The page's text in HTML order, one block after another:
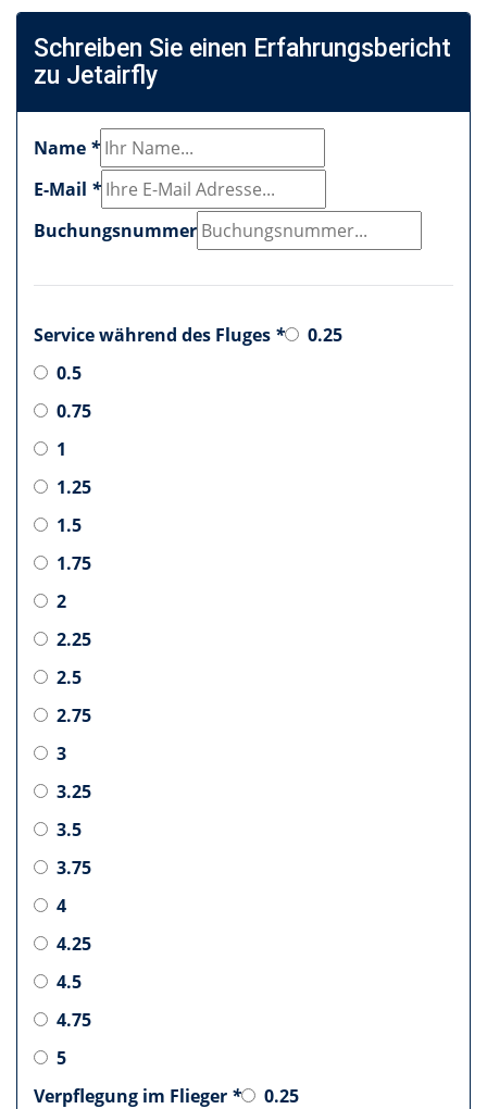
Schreiben Sie einen Erfahrungsbericht
zu Jetairfly
Name *
E-Mail *
Buchungsnummer
Service während des Fluges *
0.25
0.5
0.75
1
1.25
1.5
1.75
2
2.25
2.5
2.75
3
3.25
3.5
3.75
4
4.25
4.5
4.75
5
Verpflegung im Flieger *
0.25